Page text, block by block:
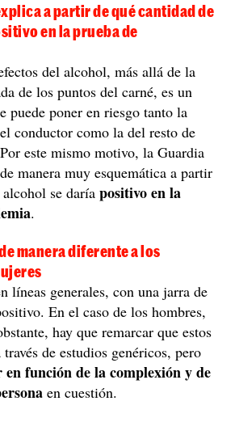
a partir de qué cantidad de
en la prueba de
del alcohol, más allá de la
de los puntos del carné, es un
puede poner en riesgo tanto la
conductor como la del resto de
este mismo motivo, la Guardia
manera muy esquemática a partir
se daría positivo en la
.